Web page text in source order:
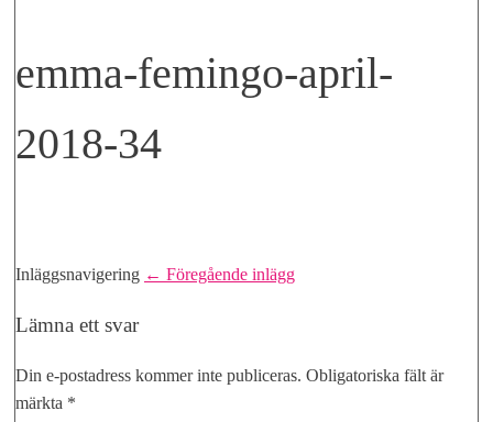
emma-femingo-april-
2018-34
Inläggsnavigering ← Föregående inlägg
Lämna ett svar
Din e-postadress kommer inte publiceras. Obligatoriska fält är
märkta *